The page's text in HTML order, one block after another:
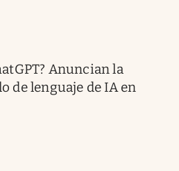
Anuncian la
de lenguaje de IA en